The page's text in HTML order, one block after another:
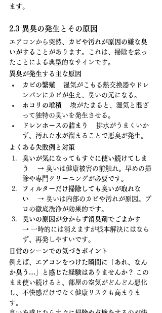
ます。
2.3 異臭の発生とその原因
エアコンから突然、
カビや汚れが原因の嫌な臭
いがする ことがあります。これは、掃除を怠っ
たことによる典型的なサインです。
異臭が発生する主な原因
カビの繁殖 湿気がこもる熱交換器やドレ
ンパンにカビが生え、臭いの元になる。
ホコリの堆積 埃がたまると、湿気と混ざ
って独特の臭いを発生させる。
ドレンホースの詰まり
排水がうまくいか
ず、汚れた水が溜まることで悪臭が発生。
よくある失敗例と対策
臭いが気になってもすぐに使い続けてしま
う
→ 臭いは健康被害の前触れ。早めの掃
除や専門クリーニングが必要です。
フィルターだけ掃除しても臭いが取れな
い → 臭いは内部のカビや汚れが原因。プ
ロの徹底洗浄が効果的です。
臭いの原因が分からず消臭剤でごまかす
→ 一時的には消えますが根本解決にはなら
ず、再発しやすいです。
日常のシーンでの気づきポイント
例えば、 エアコンをつけた瞬間に「あれ、なん
か臭う…」と感じた経験はありませんか？
この
まま使い続けると、部屋の空気がどんどん悪化
し、不快感だけでなく健康リスクも高まりま
す。